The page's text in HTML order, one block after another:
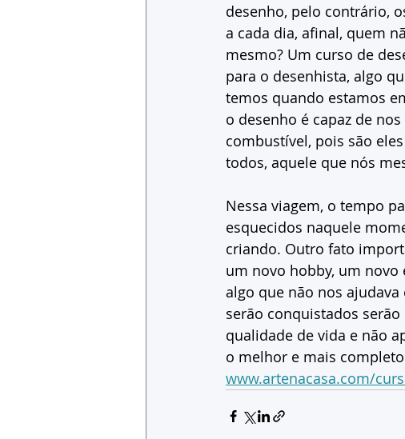
desenho, pelo contrário,
a cada dia, afinal, quem
mesmo? Um curso de
para o desenhista, algo
temos quando estamos
o desenho é capaz de
combustível, pois são
todos, aquele que nós
Nessa viagem, o tempo
esquecidos naquele
criando. Outro fato
um novo hobby, um novo
algo que não nos
serão conquistados
qualidade de vida e não
o melhor e mais
www.artenacasa.com/